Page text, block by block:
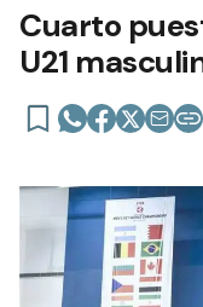
Cuarto
U21